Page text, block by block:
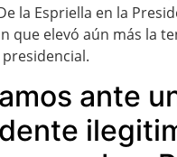
la Espriella en la
que elevó aún más la
ante